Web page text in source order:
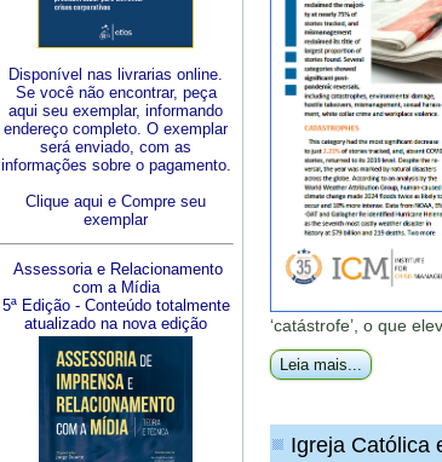
Disponível nas livrarias online.
Se você não encontrar, peça
aqui seu exemplar, informando
endereço completo. O exemplar
será enviado, com as
informações sobre o pagamento.
Clique aqui e Compre seu
exemplar
Assessoria e Relacionamento
com a Mídia
5ª Edição - Conteúdo totalmente
atualizado na nova edição
‘catástrofe’, o que
Leia mais...
Igreja Católica